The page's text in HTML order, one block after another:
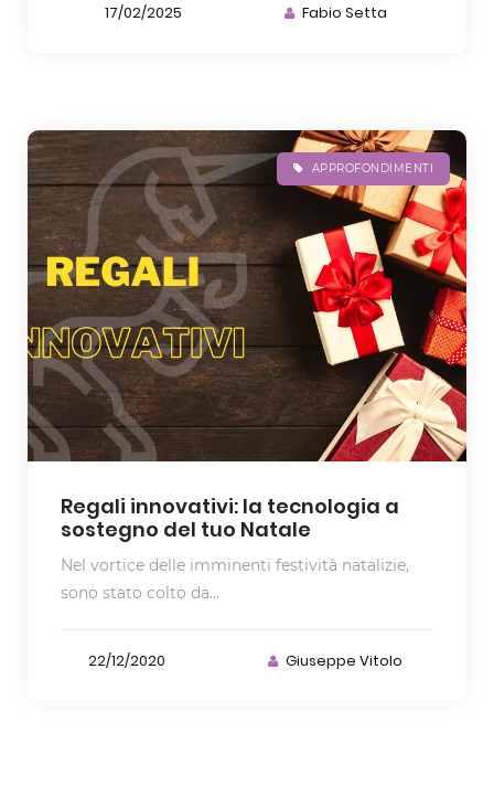
17/02/2025 Fabio Setta
APPROFONDIMENTI
Regali innovativi: la tecnologia a
sostegno del tuo Natale
Nel vortice delle imminenti festività natalizie,
sono stato colto da...
22/12/2020 Giuseppe Vitolo